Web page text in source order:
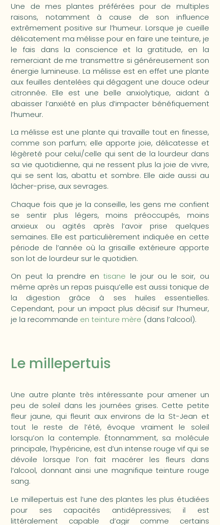
Une de mes plantes préférées pour de multiples
raisons, notamment à cause de son influence
extrêmement positive sur l’humeur. Lorsque je cueille
délicatement ma mélisse pour en faire une teinture, je
le fais dans la conscience et la gratitude, en la
remerciant de me transmettre si généreusement son
énergie lumineuse. La mélisse est en effet une plante
aux feuilles dentelées qui dégagent une douce odeur
citronnée. Elle est une belle anxiolytique, aidant à
abaisser l’anxiété en plus d’impacter bénéfiquement
l’humeur.
La mélisse est une plante qui travaille tout en finesse,
comme son parfum; elle apporte joie, délicatesse et
légèreté pour celui/celle qui sent de la lourdeur dans
sa vie quotidienne, qui ne ressent plus la joie de vivre,
qui se sent las, abattu et sombre. Elle aide aussi au
lâcher-prise, aux sevrages.
Chaque fois que je la conseille, les gens me confient
se sentir plus légers, moins préoccupés, moins
anxieux ou agités après l’avoir prise quelques
semaines. Elle est particulièrement indiquée en cette
période de l’année où la grisaille extérieure apporte
son lot de lourdeur sur le quotidien.
On peut la prendre entisane le jour ou le soir, ou
même après un repas puisqu’elle est aussi tonique de
la digestion grâce à ses huiles essentielles.
Cependant, pour un impact plus décisif sur l’humeur,
je la recommande en teinture mère (dans l’alcool).
Le millepertuis
Une autre plante très intéressante pour amener un
peu de soleil dans les journées grises. Cette petite
fleur jaune, qui fleurit aux environs de la St-Jean et
tout le reste de l’été, évoque vraiment le soleil
lorsqu’on la contemple. Étonnamment, sa molécule
principale, l’hypéricine, est d’un intense rouge vif qui se
dévoile lorsque l’on fait macérer les fleurs dans
l’alcool, donnant ainsi une magnifique teinture rouge
sang.
Le millepertuis est l’une des plantes les plus étudiées
pour ses capacités antidépressives; il est
littéralement capable d’agir comme certains